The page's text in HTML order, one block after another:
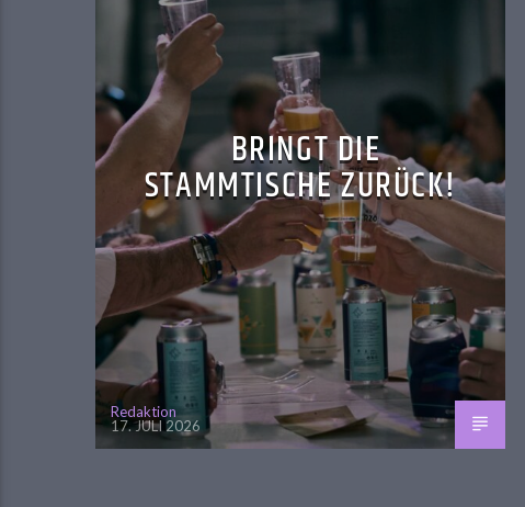
BRINGT DIE
STAMMTISCHE ZURÜCK!
Redaktion
17. JULI 2026